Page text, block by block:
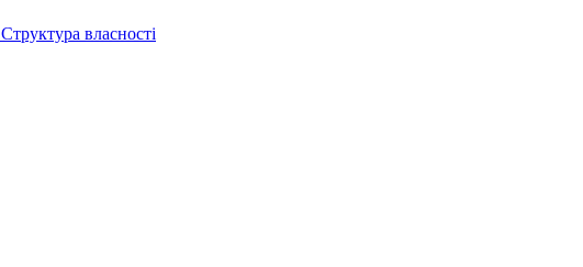
Структура власності